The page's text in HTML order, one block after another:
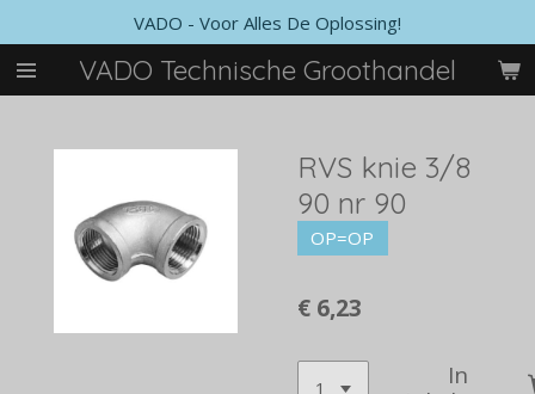
direct
naar
de
VADO Technische Groothandel
VADO - Voor Alles De Oplossing!
RVS knie 3/8
90 nr 90
OP=OP
€ 6,23
In